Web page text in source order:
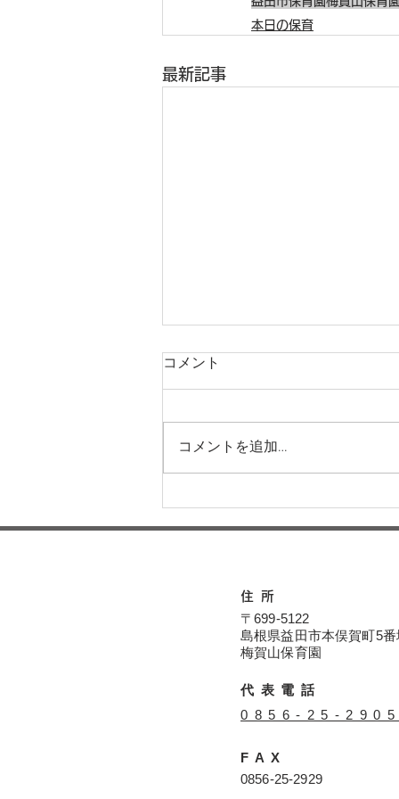
本日の保育
最新記事
運動会に向けてー梅賀山保育
園 益田市保育園
コメント
コメントを追加…
住所
〒699-5122
島根県益田市本俣賀町5番
​​梅賀山保育園
代表電話
​0856-25-
FAX
​0856-25-2929